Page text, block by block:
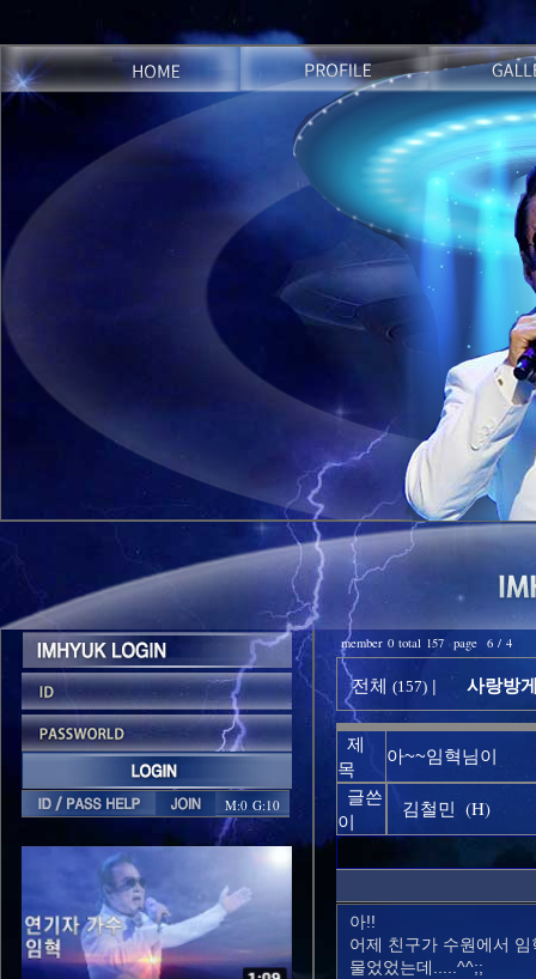
M:0 G:10
member 0 total 157 page 6 / 4
전체 (157) | 사랑방
제
목
아~~임혁님이
글쓴
이
김철민 (H)
아!!
어제 친구가 수원에서
물었었는데.....^^;;